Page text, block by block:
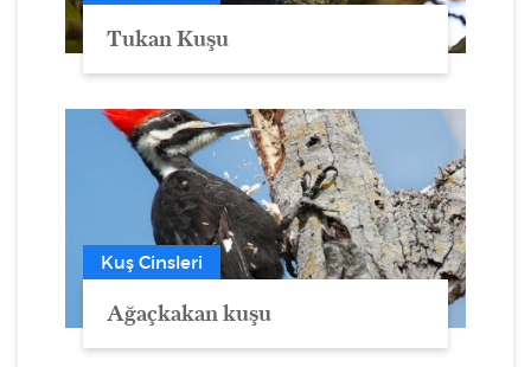
Tukan Kuşu
Kuş Cinsleri
Ağaçkakan kuşu